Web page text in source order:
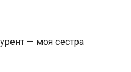
— моя сестра